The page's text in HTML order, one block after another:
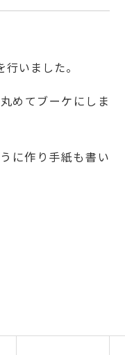
いました。
めてブーケにしま
に作り手紙も書い